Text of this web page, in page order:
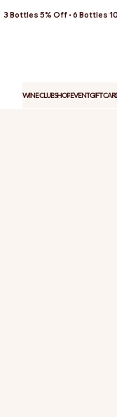
3 Bottles 5% Off • 6 Bottles
WINE CLUBSHOPEVENTGIFT